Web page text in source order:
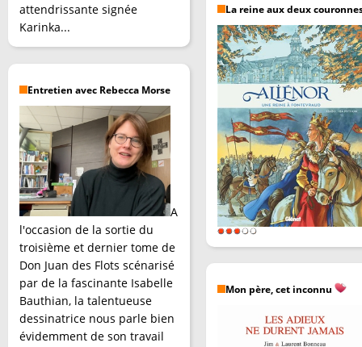
attendrissante signée
Karinka...
Entretien avec Rebecca Morse
A
l'occasion de la sortie du
troisième et dernier tome de
Don Juan des Flots scénarisé
par de la fascinante Isabelle
Bauthian, la talentueuse
dessinatrice nous parle bien
évidemment de son travail
La reine aux deux
Mon père, cet inconnu